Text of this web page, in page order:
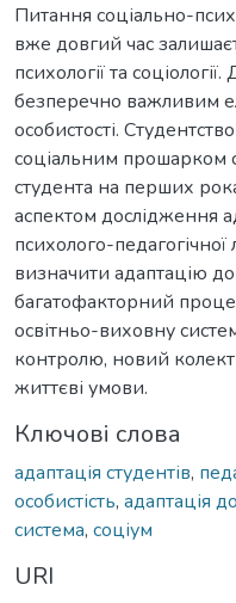
Питання соціально-
вже довгий час
психології та
безперечно важливим
особистості.
соціальним прошарком
студента на перших
аспектом дослідження
психолого-
визначити адаптацію
багатофакторний
освітньо-виховну
контролю, новий
життєві умови.
Ключові слова
адаптація студентів,
особистість, адаптація
система, соціум
URI